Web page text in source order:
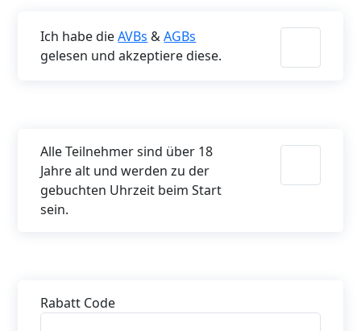
Ich habe dieAVBs &AGBs
gelesen und akzeptiere diese.
Alle Teilnehmer sind über 18
Jahre alt und werden zu der
gebuchten Uhrzeit beim Start
sein.
Rabatt Code